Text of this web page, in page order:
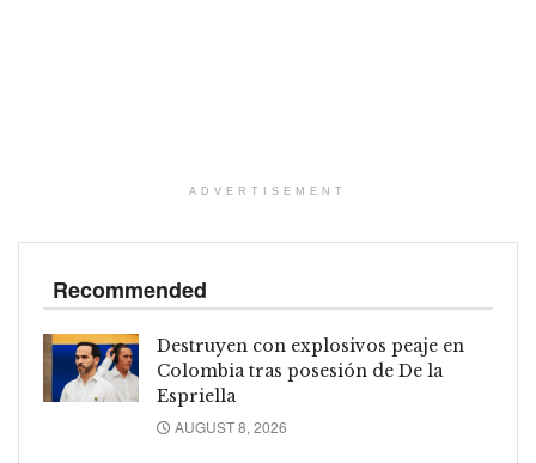
ADVERTISEMENT
Recommended
Destruyen con explosivos peaje en
Colombia tras posesión de De la
Espriella
AUGUST 8, 2026